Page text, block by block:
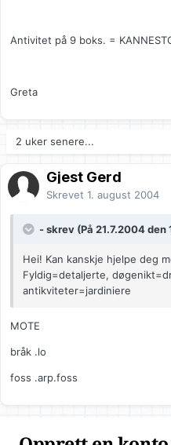
Antivitet på 9 boks. =
Greta
2 uker senere...
Gjest Gerd
Skrevet 1. august 2004
- skrev (På 21.7.2004 den
Hei! Kan kanskje hjelpe deg
Fyldig=detaljerte,
antikviteter=jardiniere
MOTE
bråk .lo
foss .arp.foss